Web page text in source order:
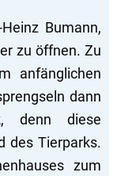
Bumann,
zu öffnen. Zu
anfänglichen
dann
denn diese
des Tierparks.
zum